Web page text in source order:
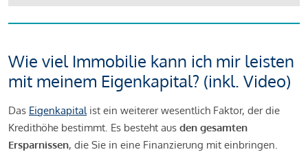
Wie viel Immobilie kann ich mir leisten
mit meinem Eigenkapital? (inkl. Video)
Das Eigenkapitalist ein weiterer wesentlich Faktor, der die
Kredithöhe bestimmt. Es besteht aus den gesamten
Ersparnissen, die Sie in eine Finanzierung mit einbringen.